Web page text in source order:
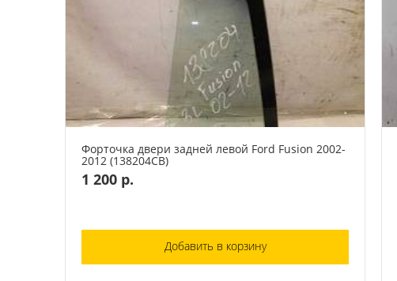
Форточка двери задней левой Ford Fusion 2002-
2012 (138204СВ)
1 200 р.
Добавить в корзину